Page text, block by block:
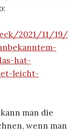
2021/11/19/
hat-
leicht-
man die
wenn man